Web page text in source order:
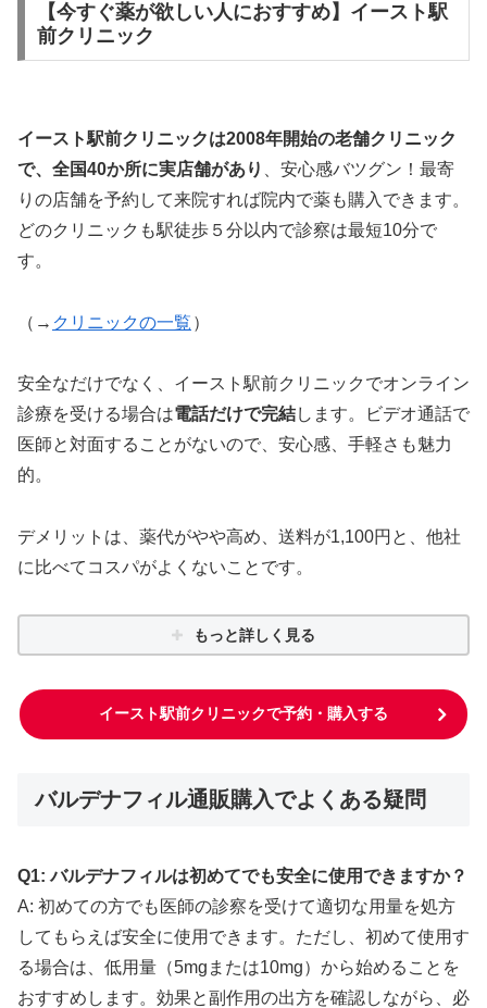
【今すぐ薬が欲しい人におすすめ】イースト駅
前クリニック
イースト駅前クリニックは2008年開始の老舗クリニック
で、全国40か所に実店舗があり
、安心感バツグン！最寄
りの店舗を予約して来院すれば院内で薬も購入できます。
どのクリニックも駅徒歩５分以内で診察は最短10分で
す。
（→ クリニックの一覧 ）
安全なだけでなく、イースト駅前クリニックでオンライン
診療を受ける場合は電話だけで完結します。ビデオ通話で
医師と対面することがないので、安心感、手軽さも魅力
的。
デメリットは、薬代がやや高め、送料が1,100円と、他社
に比べてコスパがよくないことです。
もっと詳しく見る
イースト駅前クリニックで予約・購入する
バルデナフィル通販購入でよくある疑問
Q1: バルデナフィルは初めてでも安全に使用できますか？
A: 初めての方でも医師の診察を受けて適切な用量を処方
してもらえば安全に使用できます。ただし、初めて使用す
る場合は、低用量（5mgまたは10mg）から始めることを
おすすめします。効果と副作用の出方を確認しながら、必